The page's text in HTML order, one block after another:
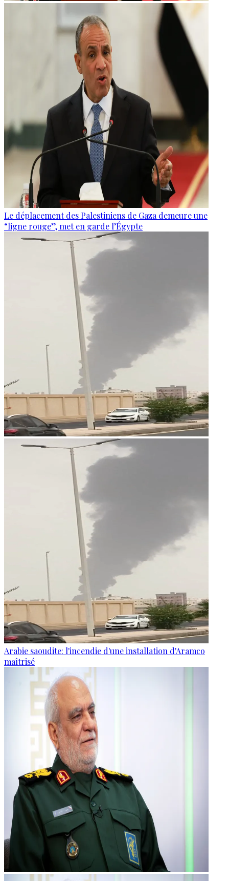
Le déplacement des Palestiniens de Gaza demeure une
“ligne rouge”, met en garde l’Égypte
Arabie saoudite: l'incendie d'une installation d'Aramco
maîtrisé